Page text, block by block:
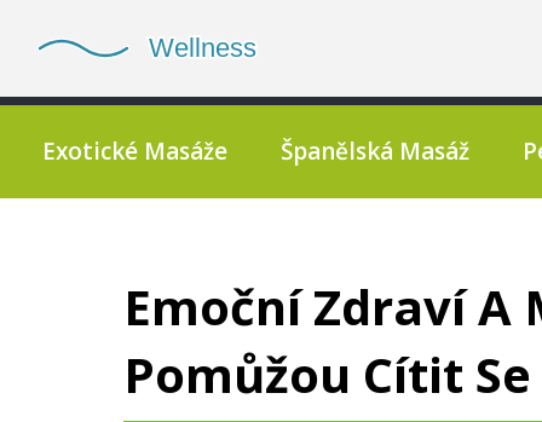
Exotické Masáže Španělská Masáž
Emoční Zdraví A
Pomůžou Cítit